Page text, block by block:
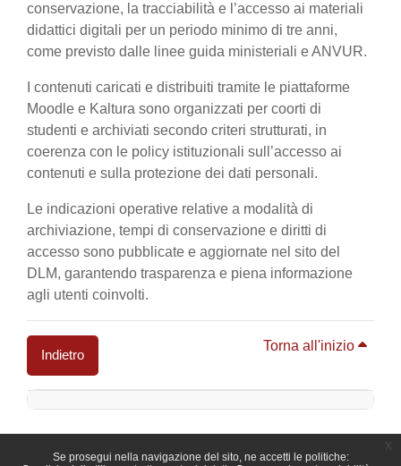
Se prosegui nella navigazione del sito, ne accetti le politiche:
conservazione, la tracciabilità e l’accesso ai materiali
didattici digitali per un periodo minimo di tre anni,
come previsto dalle linee guida ministeriali e ANVUR.
I contenuti caricati e distribuiti tramite le piattaforme
Moodle e Kaltura sono organizzati per coorti di
studenti e archiviati secondo criteri strutturati, in
coerenza con le policy istituzionali sull’accesso ai
contenuti e sulla protezione dei dati personali.
Le indicazioni operative relative a modalità di
archiviazione, tempi di conservazione e diritti di
accesso sono pubblicate e aggiornate nel sito del
DLM, garantendo trasparenza e piena informazione
agli utenti coinvolti.
Indietro
Torna all'inizio
Blocchi